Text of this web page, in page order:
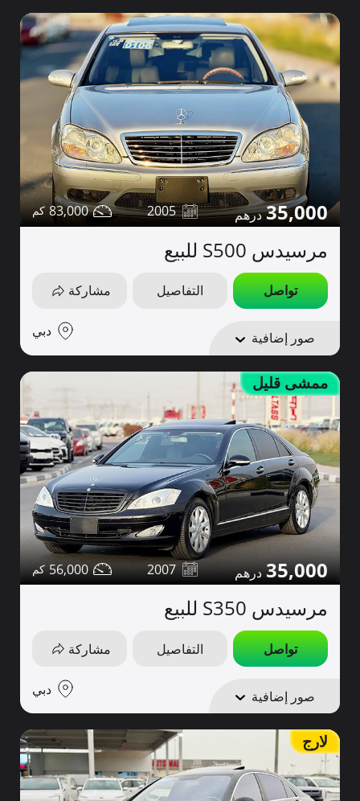
35,000
2005
83,000
مرسيدس S500 للبيع
تواصل التفاصيل مشاركة
صور إضافية دبي
ممشى قليل
35,000
2007
56,000
مرسيدس S350 للبيع
تواصل التفاصيل مشاركة
صور إضافية دبي
لارج